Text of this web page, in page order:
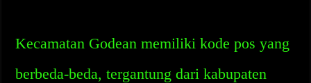
Kecamatan Godean memiliki kode pos yang
berbeda-beda, tergantung dari kabupaten